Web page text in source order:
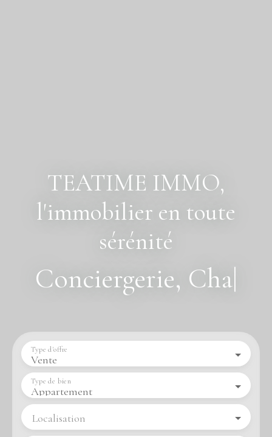
l'immobilier en toute
sérénité
Conciergerie, Chasse
immobi|
Vente
Type d'offre
Appartement
Type de bien